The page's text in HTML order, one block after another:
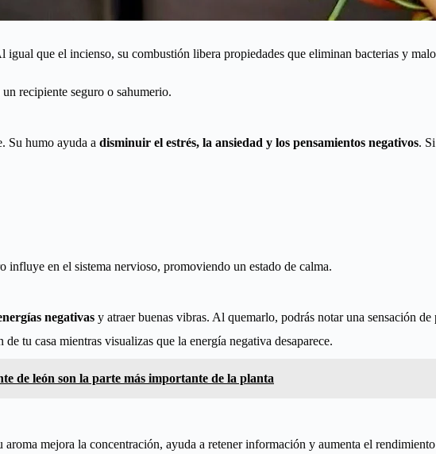
que el incienso, su combustión libera propiedades que eliminan bacterias y
recipiente seguro o sahumerio.
Su humo ayuda a disminuir el estrés, la ansiedad y los pensamientos negativos.
en el sistema nervioso, promoviendo un estado de calma.
negativas y atraer buenas vibras. Al quemarlo, podrás notar una sensación
tu casa mientras visualizas que la energía negativa desaparece.
de león son la parte más importante de la planta
mejora la concentración, ayuda a retener información y aumenta el